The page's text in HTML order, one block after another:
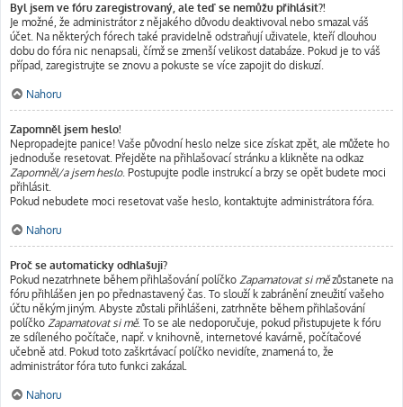
Byl jsem ve fóru zaregistrovaný, ale teď se nemůžu přihlásit?!
Je možné, že administrátor z nějakého důvodu deaktivoval nebo smazal váš
účet. Na některých fórech také pravidelně odstraňují uživatele, kteří dlouhou
dobu do fóra nic nenapsali, čímž se zmenší velikost databáze. Pokud je to váš
případ, zaregistrujte se znovu a pokuste se více zapojit do diskuzí.
Nahoru
Zapomněl jsem heslo!
Nepropadejte panice! Vaše původní heslo nelze sice získat zpět, ale můžete ho
jednoduše resetovat. Přejděte na přihlašovací stránku a klikněte na odkaz
Zapomněl/a jsem heslo. Postupujte podle instrukcí a brzy se opět budete moci
přihlásit.
Pokud nebudete moci resetovat vaše heslo, kontaktujte administrátora fóra.
Nahoru
Proč se automaticky odhlašuji?
Pokud nezatrhnete během přihlašování políčko Zapamatovat si mězůstanete na
fóru přihlášen jen po přednastavený čas. To slouží k zabránění zneužití vašeho
účtu někým jiným. Abyste zůstali přihlášeni, zatrhněte během přihlašování
políčko Zapamatovat si mě. To se ale nedoporučuje, pokud přistupujete k fóru
ze sdíleného počítače, např. v knihovně, internetové kavárně, počítačové
učebně atd. Pokud toto zaškrtávací políčko nevidíte, znamená to, že
administrátor fóra tuto funkci zakázal.
Nahoru